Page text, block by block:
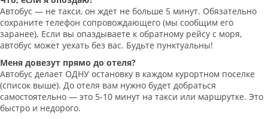
Автобус — не такси, он ждет не больше 5 минут. Обязательно
сохраните телефон сопровождающего (мы сообщим его
заранее). Если вы опаздываете к обратному рейсу с моря,
автобус может уехать без вас. Будьте пунктуальны!
Меня довезут прямо до отеля?
Автобус делает ОДНУ остановку в каждом курортном поселке
(список выше). До отеля вам нужно будет добраться
самостоятельно — это 5-10 минут на такси или маршрутке. Это
быстро и недорого.